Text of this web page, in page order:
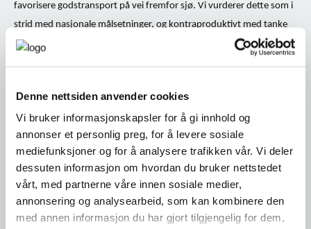
Denne nettsiden anvender cookies
Vi bruker informasjonskapsler for å gi innhold og
annonser et personlig preg, for å levere sosiale
mediefunksjoner og for å analysere trafikken vår. Vi deler
dessuten informasjon om hvordan du bruker nettstedet
vårt, med partnerne våre innen sosiale medier,
annonsering og analysearbeid, som kan kombinere den
med annen informasjon du har gjort tilgjengelig for dem,
favorisere godstransport på vei fremfor sjø. Vi vurderer dette som i
strid med nasjonale målsetninger, og kontraproduktivt med tanke
på å nå fastsatte klima- og miljømål. I ytterste konsekvens kan økt
Oppsummert stiller Næringsarena Nord seg positive til en tanke om
å sikre gode lønns- og arbeidsvilkår for sjøfolk, uavhengig av skipets
tilhørighet eller flaggstat, og mener ikke at Nord-Norge som
landsdel skal selges på billigsalg. Samtidig er de potensielle
konsekvensene av endringene svært store, og vi har en berettiget
frykt for at dette vil ramme vår landsdel i størst grad.